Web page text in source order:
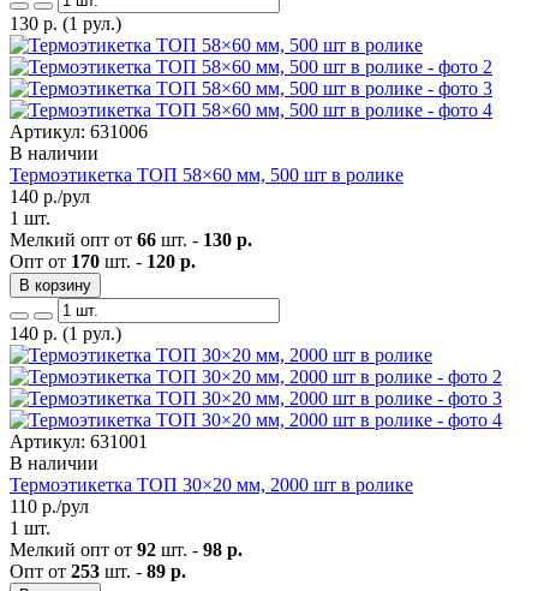
130 р. (1 рул.)
Артикул: 631006
В наличии
Термоэтикетка ТОП 58×60 мм, 500 шт в ролике
140 р./рул
1 шт.
Мелкий опт от 66 шт. - 130 р.
Опт от 170 шт. - 120 р.
В корзину
140 р. (1 рул.)
Артикул: 631001
В наличии
Термоэтикетка ТОП 30×20 мм, 2000 шт в ролике
110 р./рул
1 шт.
Мелкий опт от 92 шт. - 98 р.
Опт от 253 шт. - 89 р.